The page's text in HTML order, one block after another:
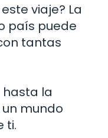
viaje? La
país puede
tantas
hasta la
mundo
ti.